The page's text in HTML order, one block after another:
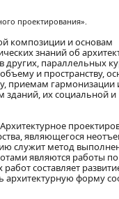
проектирования».
композиции и основам
знаний об
других, параллельных
и пространству,
приемам гармонизации
зданий, их социальной и
являющегося
служит метод
являются работы по
составляет
архитектурную форму